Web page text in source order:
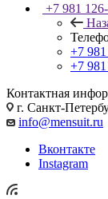
+7 981
+7
+7
Контактная
г. Санкт-
info@mensuit.ru
Вконтакте
Instagram